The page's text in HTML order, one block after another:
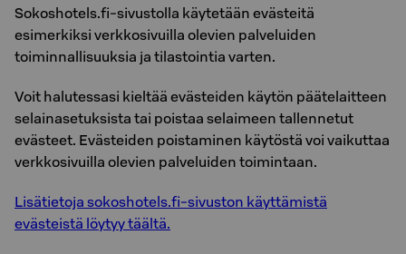
Sokoshotels.fi-sivustolla käytetään evästeitä
esimerkiksi verkkosivuilla olevien palveluiden
toiminnallisuuksia ja tilastointia varten.
Voit halutessasi kieltää evästeiden käytön päätelaitteen
selainasetuksista tai poistaa selaimeen tallennetut
evästeet. Evästeiden poistaminen käytöstä voi vaikuttaa
verkkosivuilla olevien palveluiden toimintaan.
Lisätietoja sokoshotels.fi-sivuston käyttämistä
evästeistä löytyy täältä.